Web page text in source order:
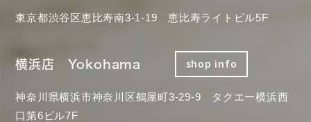
東京都渋谷区恵比寿南3-1-19 恵比寿ライトビル5F
横浜店 Yokohama shop info
神奈川県横浜市神奈川区鶴屋町3-29-9 タクエー横浜西
口第6ビル7F